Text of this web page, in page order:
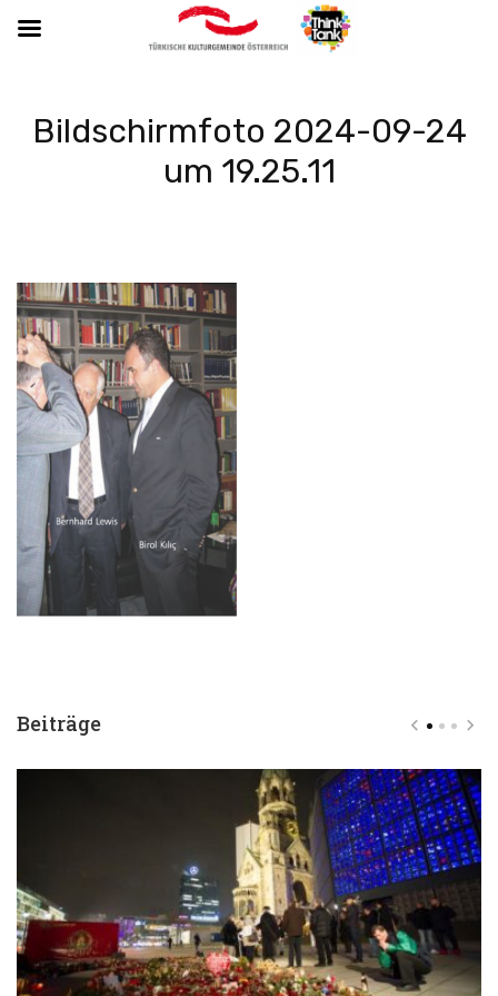
Bildschirmfoto 2024-09-24
um 19.25.11
Beiträge